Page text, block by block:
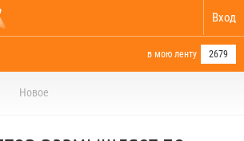
Вход
в мою ленту 2679
Новое